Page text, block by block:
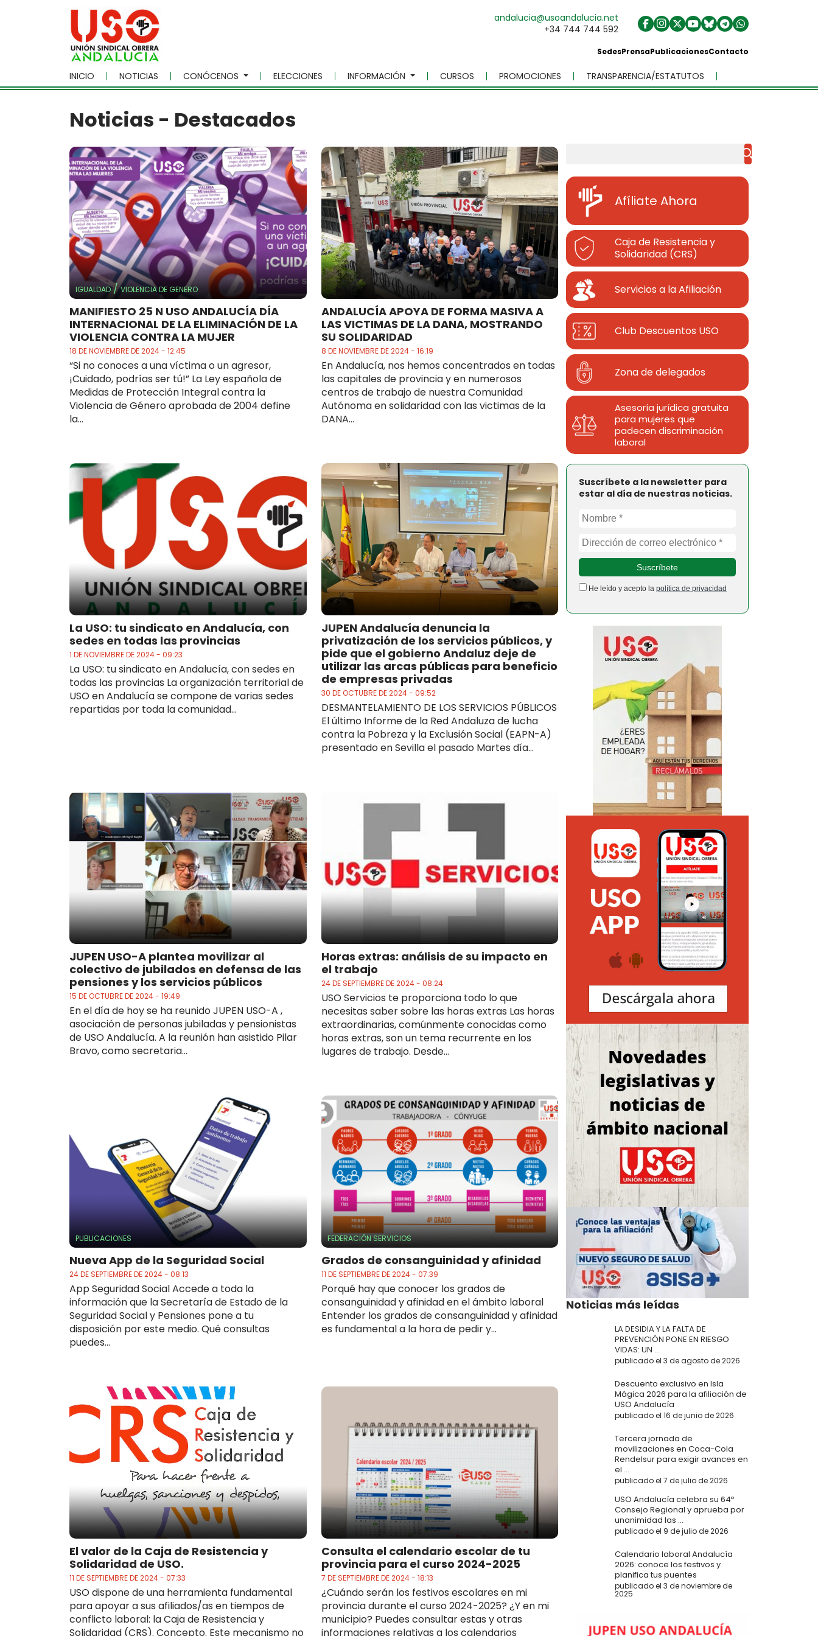
Skip to main content
andalucia@usoandalucia.net
+34 744 744 592
SedesPrensaPublicacionesContacto
INICIO NOTICIAS CONÓCENOS ELECCIONES INFORMACIÓN CURSOS PROMOCIONES TRANSPARENCIA/ESTATUTOS
Noticias - Destacados
IGUALDAD/VIOLENCIA DE GENERO
MANIFIESTO 25 N USO ANDALUCÍA DÍA
INTERNACIONAL DE LA ELIMINACIÓN DE LA
VIOLENCIA CONTRA LA MUJER
18 DE NOVIEMBRE DE 2024 - 12:45
“Si no conoces a una víctima o un agresor,
¡Cuidado, podrías ser tú!” La Ley española de
Medidas de Protección Integral contra la
Violencia de Género aprobada de 2004 define
la...
ANDALUCÍA APOYA DE FORMA MASIVA A
LAS VICTIMAS DE LA DANA, MOSTRANDO
SU SOLIDARIDAD
8 DE NOVIEMBRE DE 2024 - 16:19
En Andalucía, nos hemos concentrados en todas
las capitales de provincia y en numerosos
centros de trabajo de nuestra Comunidad
Autónoma en solidaridad con las victimas de la
DANA...
La USO: tu sindicato en Andalucía, con
sedes en todas las provincias
1 DE NOVIEMBRE DE 2024 - 09:23
La USO: tu sindicato en Andalucía, con sedes en
todas las provincias La organización territorial de
USO en Andalucía se compone de varias sedes
repartidas por toda la comunidad...
JUPEN Andalucía denuncia la
privatización de los servicios públicos, y
pide que el gobierno Andaluz deje de
utilizar las arcas públicas para beneficio
de empresas privadas
30 DE OCTUBRE DE 2024 - 09:52
DESMANTELAMIENTO DE LOS SERVICIOS PÚBLICOS
El último Informe de la Red Andaluza de lucha
contra la Pobreza y la Exclusión Social (EAPN-A)
presentado en Sevilla el pasado Martes día...
JUPEN USO-A plantea movilizar al
colectivo de jubilados en defensa de las
pensiones y los servicios públicos
15 DE OCTUBRE DE 2024 - 19:49
En el día de hoy se ha reunido JUPEN USO-A ,
asociación de personas jubiladas y pensionistas
de USO Andalucía. A la reunión han asistido Pilar
Bravo, como secretaria...
Horas extras: análisis de su impacto en
el trabajo
24 DE SEPTIEMBRE DE 2024 - 08:24
USO Servicios te proporciona todo lo que
necesitas saber sobre las horas extras Las horas
extraordinarias, comúnmente conocidas como
horas extras, son un tema recurrente en los
lugares de trabajo. Desde...
PUBLICACIONES
Nueva App de la Seguridad Social
24 DE SEPTIEMBRE DE 2024 - 08:13
App Seguridad Social Accede a toda la
información que la Secretaría de Estado de la
Seguridad Social y Pensiones pone a tu
disposición por este medio. Qué consultas
puedes...
FEDERACIÓN SERVICIOS
Grados de consanguinidad y afinidad
11 DE SEPTIEMBRE DE 2024 - 07:39
Porqué hay que conocer los grados de
consanguinidad y afinidad en el ámbito laboral
Entender los grados de consanguinidad y afinidad
es fundamental a la hora de pedir y...
El valor de la Caja de Resistencia y
Solidaridad de USO.
11 DE SEPTIEMBRE DE 2024 - 07:33
USO dispone de una herramienta fundamental
para apoyar a sus afiliados/as en tiempos de
conflicto laboral: la Caja de Resistencia y
Solidaridad (CRS). Concepto. Este mecanismo no
Consulta el calendario escolar de tu
provincia para el curso 2024-2025
7 DE SEPTIEMBRE DE 2024 - 18:13
¿Cuándo serán los festivos escolares en mi
provincia durante el curso 2024-2025? ¿Y en mi
municipio? Puedes consultar estas y otras
informaciones relativas a los calendarios
Afíliate Ahora
Caja de Resistencia y
Solidaridad (CRS)
Servicios a la Afiliación
Club Descuentos USO
Zona de delegados
Asesoría jurídica gratuita
para mujeres que
padecen discriminación
laboral
Suscríbete a la newsletter para
estar al día de nuestras noticias.
He leído y acepto la política de privacidad
Noticias más leídas
LA DESIDIA Y LA FALTA DE
PREVENCIÓN PONE EN RIESGO
VIDAS: UN ...
publicado el 3 de agosto de 2026
Descuento exclusivo en Isla
Mágica 2026 para la afiliación de
USO Andalucía
publicado el 16 de junio de 2026
Tercera jornada de
movilizaciones en Coca-Cola
Rendelsur para exigir avances en
el ...
publicado el 7 de julio de 2026
USO Andalucía celebra su 64º
Consejo Regional y aprueba por
unanimidad las ...
publicado el 9 de julio de 2026
Calendario laboral Andalucía
2026: conoce los festivos y
planifica tus puentes
publicado el 3 de noviembre de
2025